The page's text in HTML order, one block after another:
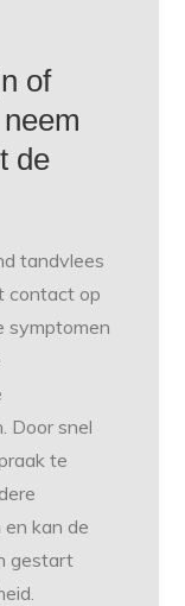
of
de
tandvlees
contact op
symptomen
Door snel
te
kan de
gestart